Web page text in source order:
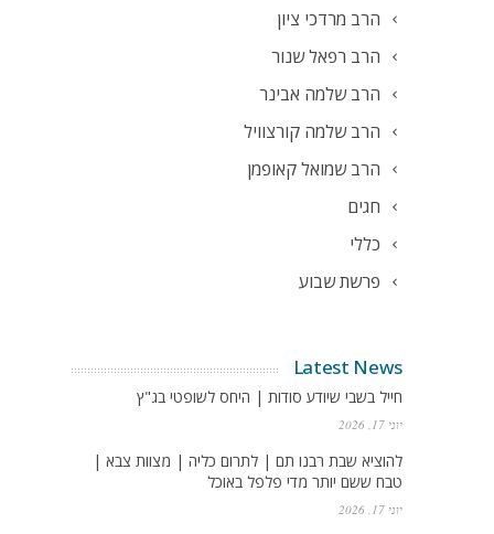
הרב מרדכי ציון
הרב רפאל שנור
הרב שלמה אבינר
הרב שלמה קורצוויל
הרב שמואל קאופמן
חגים
כללי
פרשת שבוע
Latest News
חייל בשבי שיודע סודות | היחס לשופטי בג"ץ
יוני 17, 2026
להוציא שבת רבנו תם | לתרום כליה | מצוות צבא |
טבח ששם יותר מדי פלפל באוכל
יוני 17, 2026